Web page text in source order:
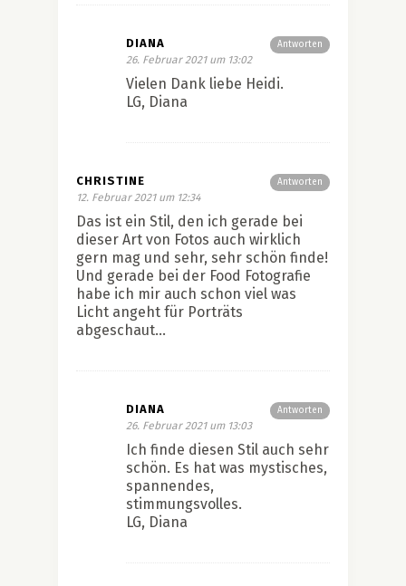
Antworten
DIANA
26. Februar 2021 um 13:02
Vielen Dank liebe Heidi.
LG, Diana
Antworten
CHRISTINE
12. Februar 2021 um 12:34
Das ist ein Stil, den ich gerade bei
dieser Art von Fotos auch wirklich
gern mag und sehr, sehr schön finde!
Und gerade bei der Food Fotografie
habe ich mir auch schon viel was
Licht angeht für Porträts
abgeschaut…
Antworten
DIANA
26. Februar 2021 um 13:03
Ich finde diesen Stil auch sehr
schön. Es hat was mystisches,
spannendes,
stimmungsvolles.
LG, Diana